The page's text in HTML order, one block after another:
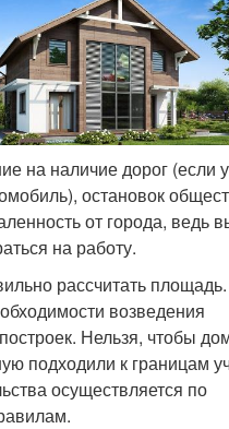
на наличие дорог (если
остановок
от города, ведь
на работу.
рассчитать
возведения
Нельзя, чтобы
подходили к границам
осуществляется по